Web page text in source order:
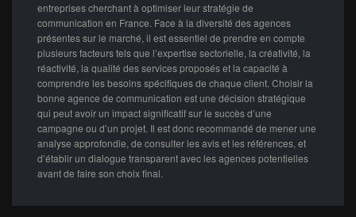
entreprises cherchant à optimiser leur stratégie de
communication en France. Face à la diversité des agences
présentes sur le marché, il est essentiel de prendre en compte
plusieurs facteurs tels que l’expertise sectorielle, la créativité, la
réactivité, la qualité des services proposés et la capacité à
comprendre les besoins spécifiques de chaque client. Choisir la
bonne agence de communication est une décision stratégique
qui peut avoir un impact significatif sur le succès d’une
campagne ou d’un projet. Il est donc recommandé de mener une
analyse approfondie, de consulter les avis et les références, et
d’établir un dialogue transparent avec les agences potentielles
avant de faire son choix final.